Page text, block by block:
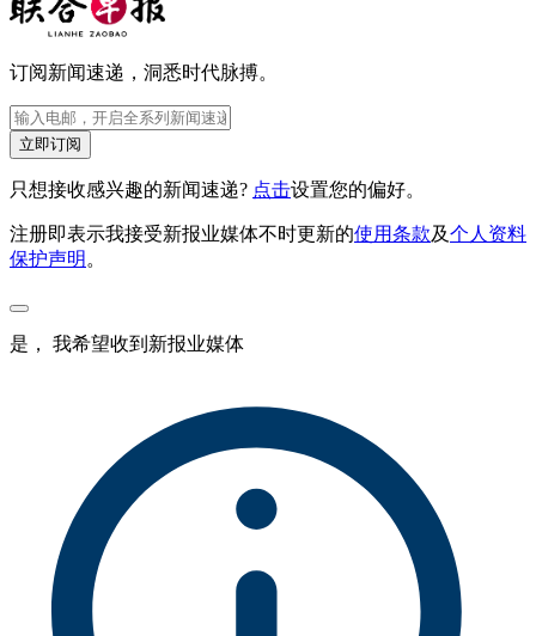
订阅新闻速递，洞悉时代脉搏。
立即订阅
只想接收感兴趣的新闻速递? 点击设置您的偏好。
注册即表示我接受新报业媒体不时更新的使用条款及个人资料
保护声明 。
是， 我希望收到新报业媒体